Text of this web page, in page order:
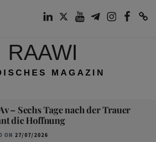
RAAWI
MAGAZIN
– Sechs Tage nach der Trauer
die Hoffnung
ON 27/07/2026